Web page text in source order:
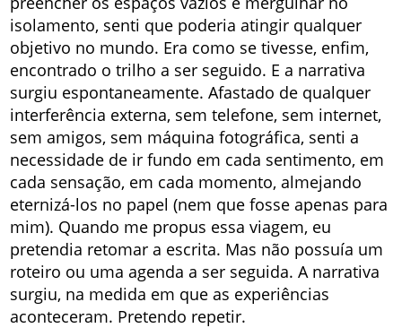
isolamento, senti que poderia atingir qualquer
objetivo no mundo. Era como se tivesse, enfim,
encontrado o trilho a ser seguido. E a narrativa
surgiu espontaneamente. Afastado de qualquer
interferência externa, sem telefone, sem internet,
sem amigos, sem máquina fotográfica, senti a
necessidade de ir fundo em cada sentimento, em
cada sensação, em cada momento, almejando
eternizá-los no papel (nem que fosse apenas para
mim). Quando me propus essa viagem, eu
pretendia retomar a escrita. Mas não possuía um
roteiro ou uma agenda a ser seguida. A narrativa
surgiu, na medida em que as experiências
aconteceram. Pretendo repetir.